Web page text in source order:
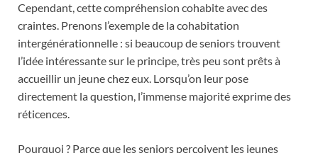
Cependant, cette compréhension cohabite avec des
craintes. Prenons l’exemple de la cohabitation
intergénérationnelle : si beaucoup de seniors trouvent
l’idée intéressante sur le principe, très peu sont prêts à
accueillir un jeune chez eux. Lorsqu’on leur pose
directement la question, l’immense majorité exprime des
réticences.
Pourquoi ? Parce que les seniors perçoivent les jeunes